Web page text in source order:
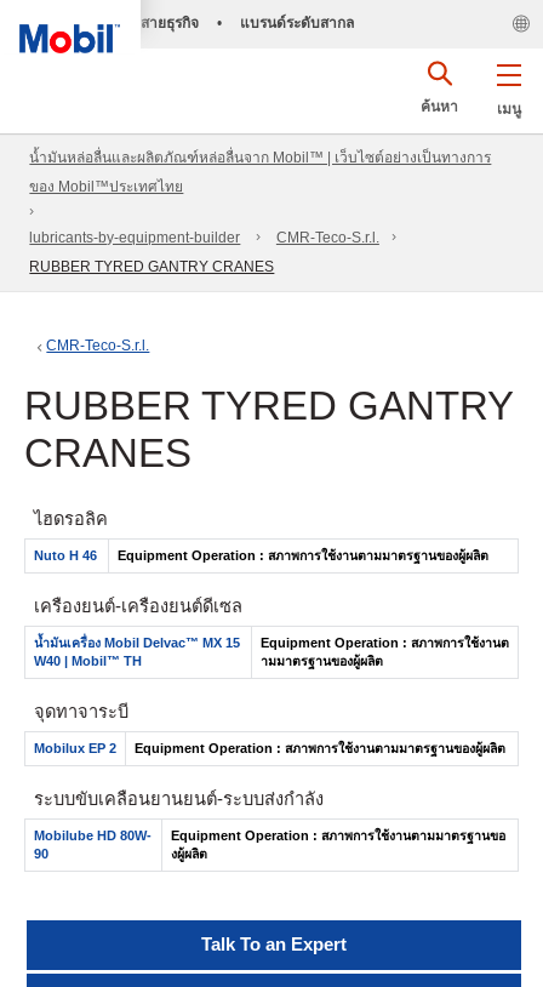
สายธุรกิจ • แบรนด์ระดับสากล
เมนู
ค้นหา
น้ำมันหล่อลื่นและผลิตภัณฑ์หล่อลื่นจาก Mobil™ | เว็บไซต์อย่างเป็นทางการ
ของ Mobil™ประเทศไทย
lubricants-by-equipment-builder
CMR-Teco-S.r.l.
RUBBER TYRED GANTRY CRANES
CMR-Teco-S.r.l.
RUBBER TYRED GANTRY
CRANES
ไฮดรอลิค
Nuto H 46 Equipment Operation : สภาพการใช้งานตามมาตรฐานของผู้ผลิต
เครื่องยนต์-เครื่องยนต์ดีเซล
น้ำมันเครื่อง Mobil Delvac™ MX 15
W40 | Mobil™ TH
Equipment Operation : สภาพการใช้งานต
ามมาตรฐานของผู้ผลิต
จุดทาจาระบี
Mobilux EP 2 Equipment Operation : สภาพการใช้งานตามมาตรฐานของผู้ผลิต
ระบบขับเคลื่อนยานยนต์-ระบบส่งกำลัง
Mobilube HD 80W-
90
Equipment Operation : สภาพการใช้งานตามมาตรฐานขอ
งผู้ผลิต
Talk To an Expert